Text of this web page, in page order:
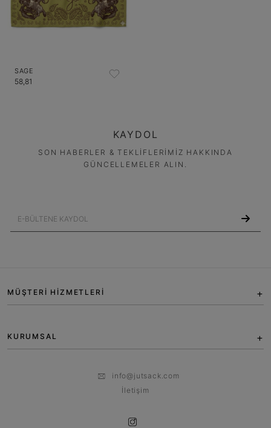
SAGE
58,81
KAYDOL
SON HABERLER & TEKLİFLERİMİZ HAKKINDA
GÜNCELLEMELER ALIN.
MÜŞTERİ HİZMETLERİ
KURUMSAL
info@jutsack.com
İletişim